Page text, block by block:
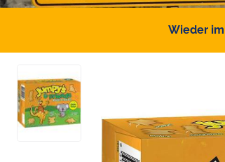
Wieder